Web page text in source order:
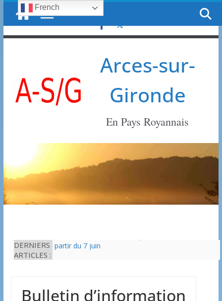
Passer
contenu
vendredi, 7 août, 2026
Arces-sur-
Gironde
En Pays Royannais
DERNIERS
ARTICLES :
Il est interdit de tondre sa pelouse de 12h à 16h à
L’idée que la piscine hors-sol passe sous les
Bulletin d’information
French